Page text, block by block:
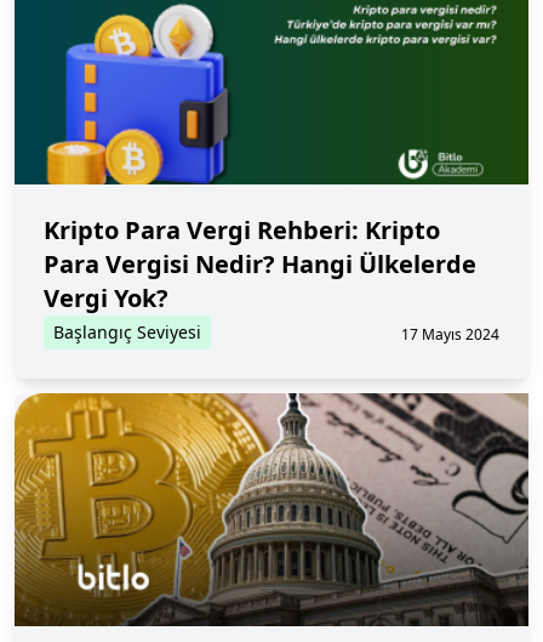
Kripto Para Vergi Rehberi: Kripto
Para Vergisi Nedir? Hangi Ülkelerde
Vergi Yok?
Başlangıç Seviyesi 17 Mayıs 2024